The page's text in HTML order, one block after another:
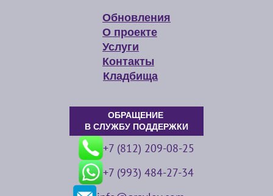
Обновления
О проекте
Услуги
Контакты
Кладбища
ОБРАЩЕНИЕ
В СЛУЖБУ ПОДДЕРЖКИ
+7 (812) 209-08-25
+7 (993) 484-27-34